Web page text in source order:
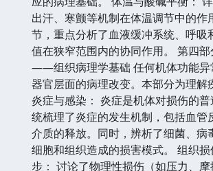
出汗、寒颤等机制在体温调节中的作
节，重点分析了血液缓冲系统、呼吸
值在狭窄范围内的协同作用。 第四
——组织病理学基础 任何机体功能异
器官层面的病理改变。本部分为理解
炎症与感染： 炎症是机体对损伤的
统梳理了炎症的发生机制，包括血管
介质的释放。同时，辨析了细菌、病
细胞和组织造成的损害模式。 组织
步： 讨论了物理性损伤（如压力、摩